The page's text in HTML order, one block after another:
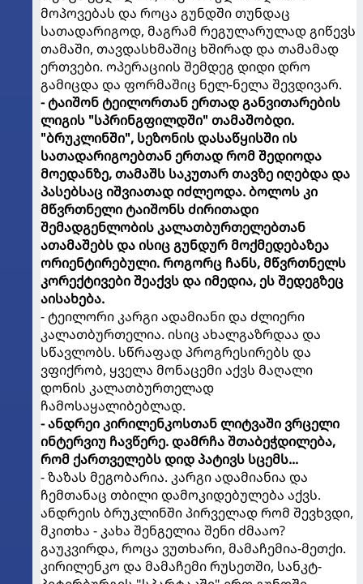
მოპოვებას და როცა გუნდში თუნდაც
სათადარიგოდ, მაგრამ რეგულარულად გიწევს
თამაში, თავდასხმაშიც ხშირად და თამამად
ერთვები. ოპერაციის შემდეგ დიდი დრო
გამიცდა და ფორმაშიც ნელ-ნელა შევდივარ.
- ტაიშონ ტეილორთან ერთად განვითარების
ლიგის "სპრინგფილდში" თამაშობდი.
"ბრუკლინში", სეზონის დასაწყისში ის
სათადარიგოებთან ერთად რომ შედიოდა
მოედანზე, თამაშს საკუთარ თავზე იღებდა და
პასებსაც იშვიათად იძლეოდა. ბოლოს კი
მწვრთნელი ტაიშონს ძირითადი
შემადგენლობის კალათბურთელებთან
ათამაშებს და ისიც გუნდურ მოქმედებაზეა
ორიენტირებული. როგორც ჩანს, მწვრთნელს
კორექტივები შეაქვს და იმედია, ეს შედეგზეც
აისახება.
- ტეილორი კარგი ადამიანი და ძლიერი
კალათბურთელია. ისიც ახალგაზრდაა და
სწავლობს. სწრაფად პროგრესირებს და
ვფიქრობ, ყველა მონაცემი აქვს მაღალი
დონის კალათბურთელად
ჩამოსაყალიბებლად.
- ანდრეი კირილენკოსთან ლიტვაში ვრცელი
ინტერვიუ ჩავწერე. დამრჩა შთაბეჭდილება,
რომ ქართველებს დიდ პატივს სცემს...
- ზაზას მეგობარია. კარგი ადამიანია და
ჩემთანაც თბილი დამოკიდებულება აქვს.
ანდრეის ბრუკლინში პირველად რომ შევხვდი,
მკითხა - კახა შენგელია შენი ძმააო?
გაუკვირდა, როცა ვუთხარი, მამაჩემია-მეთქი.
კირილენკო და მამაჩემი რუსეთში, სანკტ-